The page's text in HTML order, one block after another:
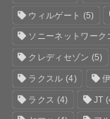
ウィルゲート (5)
ソニーネットワーク
クレディセゾン (5)
ラクスル (4)
ラクス (4) JT